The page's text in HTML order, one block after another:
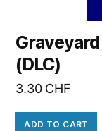
(DLC)
3.30 CHF
ADD TO CART